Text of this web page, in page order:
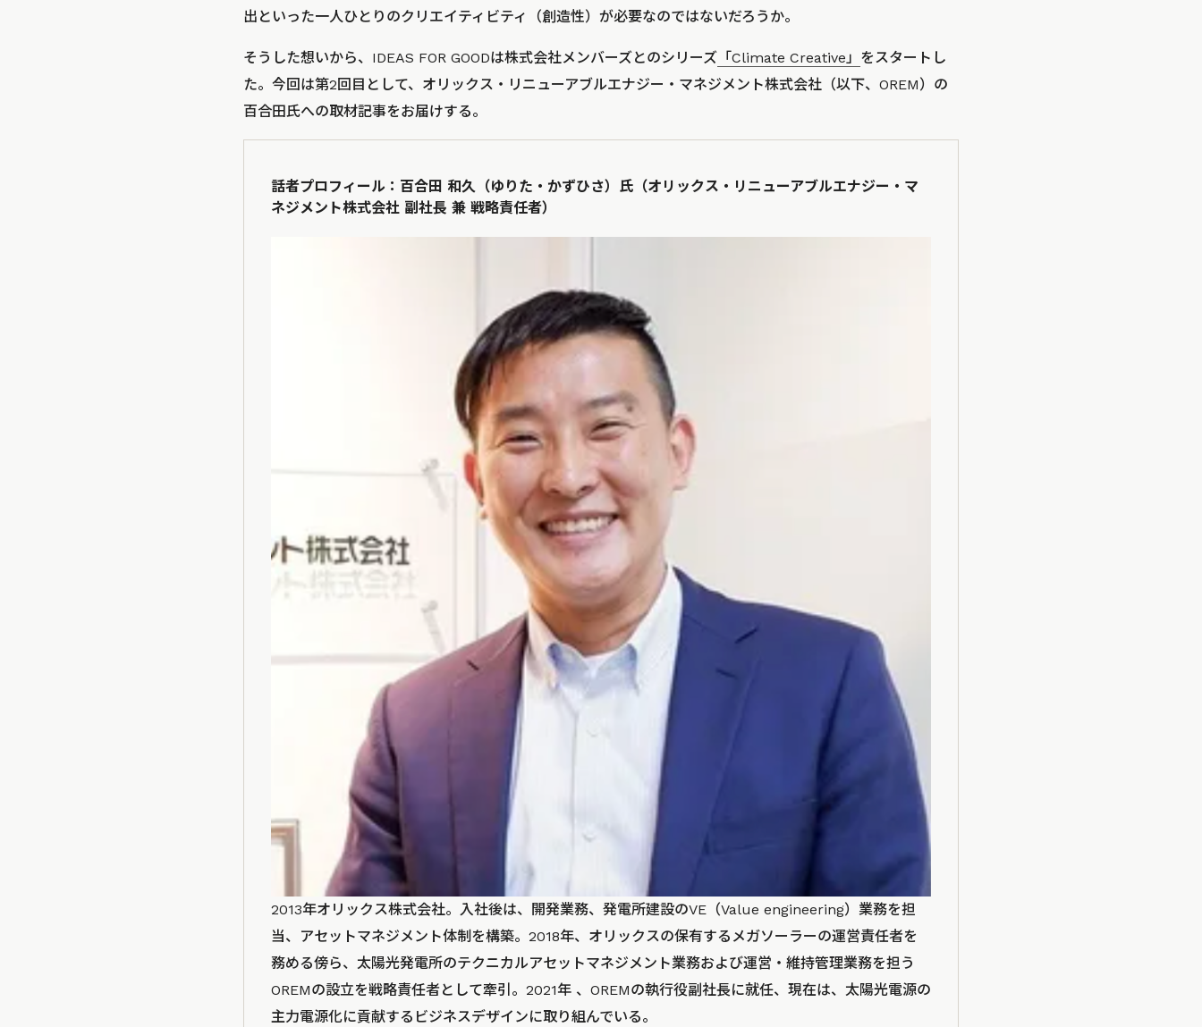
出といった一人ひとりのクリエイティビティ（創造性）が必要なのではないだろうか。
そうした想いから、IDEAS FOR GOODは株式会社メンバーズとのシリーズ 「Climate Creative」 をスタートし
た。今回は第2回目として、オリックス・リニューアブルエナジー・マネジメント株式会社（以下、OREM）の
百合田氏への取材記事をお届けする。
話者プロフィール：百合田 和久（ゆりた・かずひさ）氏（オリックス・リニューアブルエナジー・マ
ネジメント株式会社 副社長 兼 戦略責任者）
2013年オリックス株式会社。入社後は、開発業務、発電所建設のVE（Value engineering）業務を担
当、アセットマネジメント体制を構築。2018年、オリックスの保有するメガソーラーの運営責任者を
務める傍ら、太陽光発電所のテクニカルアセットマネジメント業務および運営・維持管理業務を担う
OREMの設立を戦略責任者として牽引。2021年 、OREMの執行役副社長に就任、現在は、太陽光電源の
主力電源化に貢献するビジネスデザインに取り組んでいる。